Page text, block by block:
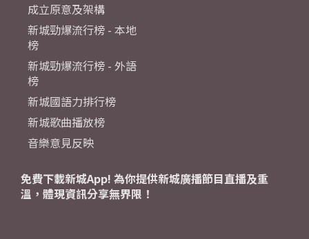
成立原意及架構
新城勁爆流行榜 - 本地
榜
新城勁爆流行榜 - 外語
榜
新城國語力排行榜
新城歌曲播放榜
音樂意見反映
免費下載新城App! 為你提供新城廣播節目直播及重
溫，體現資訊分享無界限！